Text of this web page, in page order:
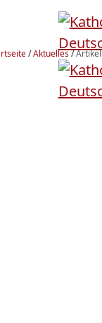
/Aktuelles/Artikel